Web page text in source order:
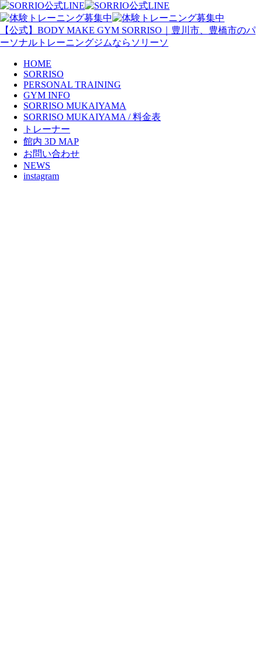
【公式】BODY MAKE GYM SORRISO｜豊川市、豊橋市のパ
ーソナルトレーニングジムならソリーソ
HOME
SORRISO
PERSONAL TRAINING
GYM INFO
SORRISO MUKAIYAMA
SORRISO MUKAIYAMA / 料金表
トレーナー
館内 3D MAP
お問い合わせ
NEWS
instagram